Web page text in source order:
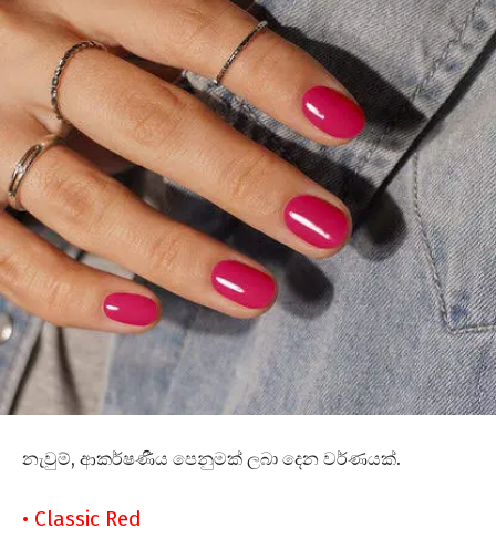
නැවුම්, ආකර්ෂණීය පෙනුමක් ලබා දෙන වර්ණයක්.
• Classic Red